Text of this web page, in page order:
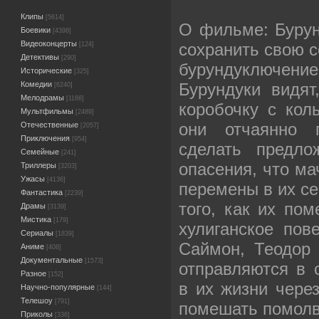
Клипы [5614]
Боевики [4398]
Видеоконцерты [124]
Детективы [290]
Исторические [325]
Комедии [6240]
Мелодрамы [1166]
Мультфильмы [2489]
Отечественные [2057]
Приключения [954]
Семейные [241]
Триллеры [3203]
Ужасы [4136]
Фантастика [2239]
Драмы [3139]
Мистика [179]
Сериалы [1839]
Аниме [408]
Документальные [1573]
Разное [152]
Научно-популярные [144]
Телешоу [791]
Приколы [336]
О фильме:
сохранить свою
Бурундуки
коробочку с
они отчаянно
сделать
опасения, что
перемены в их
того, как их
хулиганское
Саймон,
отправляются в
в их жизни
помешать